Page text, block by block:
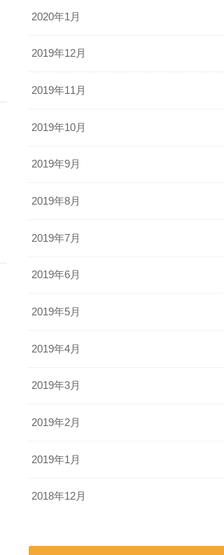
2020年1月
2019年12月
2019年11月
2019年10月
2019年9月
2019年8月
2019年7月
2019年6月
2019年5月
2019年4月
2019年3月
2019年2月
2019年1月
2018年12月